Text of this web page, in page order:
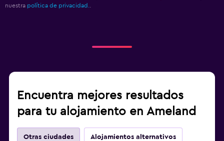
nuestra política de privacidad.
Encuentra mejores resultados
para tu alojamiento en Ameland
Otras ciudades Alojamientos alternativos